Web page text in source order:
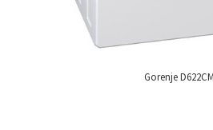
Gorenje D622CM